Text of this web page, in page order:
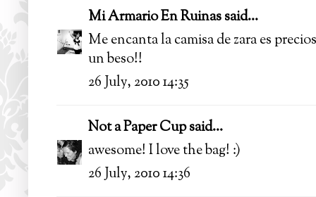
Mi Armario En Ruinassaid...
Me encanta la camisa de zara es
un beso!!
26 July, 2010 14:35
Not a Paper Cupsaid...
awesome! I love the bag! :)
26 July, 2010 14:36